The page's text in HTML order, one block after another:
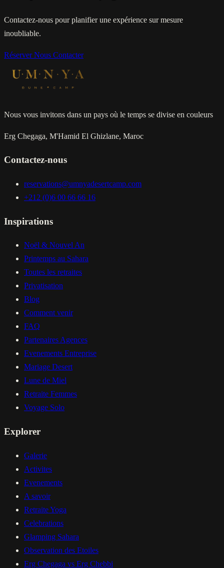
Contactez-nous pour planifier une expérience sur mesure
inoubliable.
RéserverNous Contacter
Nous vous invitons dans un pays où le temps se divise en couleurs
Erg Chegaga, M'Hamid El Ghizlane, Maroc
Contactez-nous
reservations@umnyadesertcamp.com
+212 (0)6 00 66 66 16
Inspirations
Noël & Nouvel An
Printemps au Sahara
Toutes les retraites
Privatisation
Blog
Comment venir
FAQ
Partenaires Agences
Evenements Entreprise
Mariage Desert
Lune de Miel
Retraite Femmes
Voyage Solo
Explorer
Galerie
Activites
Evenements
A savoir
Retraite Yoga
Celebrations
Glamping Sahara
Observation des Etoiles
Erg Chegaga vs Erg Chebbi